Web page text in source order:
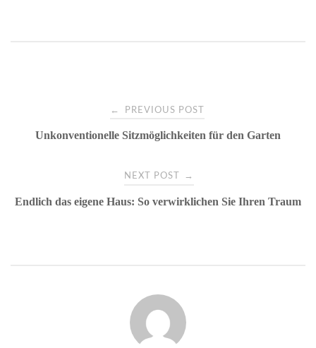
navigation
← PREVIOUS POST
Unkonventionelle Sitzmöglichkeiten für den Garten
NEXT POST →
Endlich das eigene Haus: So verwirklichen Sie Ihren Traum